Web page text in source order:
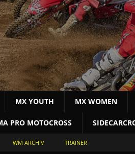
MX YOUTH MX WOMEN
PRO MOTOCROSS
WM ARCHIV TRAINER